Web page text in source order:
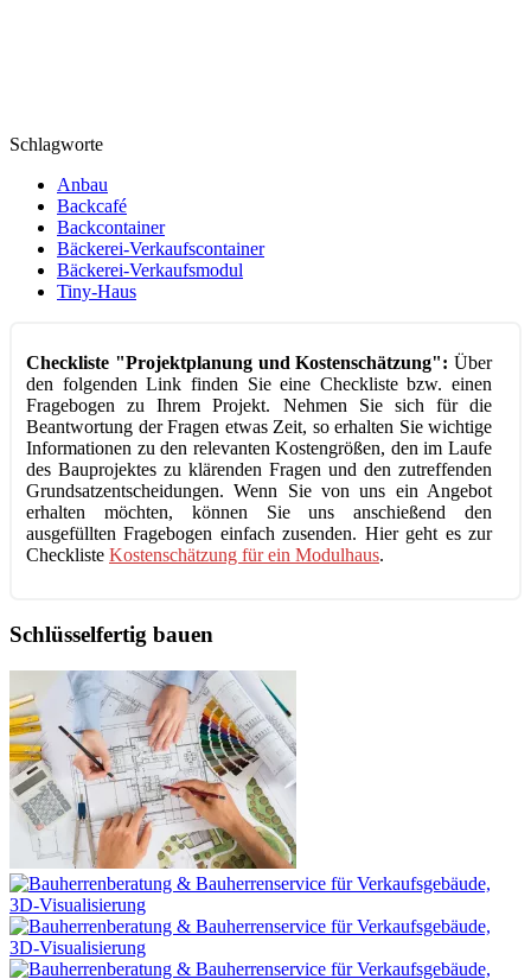
Schlagworte
Anbau
Backcafé
Backcontainer
Bäckerei-Verkaufscontainer
Bäckerei-Verkaufsmodul
Tiny-Haus
Checkliste "Projektplanung und Kostenschätzung": Über
den folgenden Link finden Sie eine Checkliste bzw. einen
Fragebogen zu Ihrem Projekt. Nehmen Sie sich für die
Beantwortung der Fragen etwas Zeit, so erhalten Sie wichtige
Informationen zu den relevanten Kostengrößen, den im Laufe
des Bauprojektes zu klärenden Fragen und den zutreffenden
Grundsatzentscheidungen. Wenn Sie von uns ein Angebot
erhalten möchten, können Sie uns anschießend den
ausgefüllten Fragebogen einfach zusenden. Hier geht es zur
Checkliste Kostenschätzung für ein Modulhaus.
Schlüsselfertig bauen